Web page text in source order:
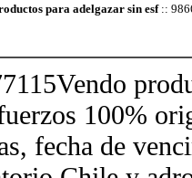
para adelgazar sin esf::
100%
fecha de